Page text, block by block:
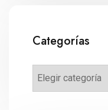
Categorías